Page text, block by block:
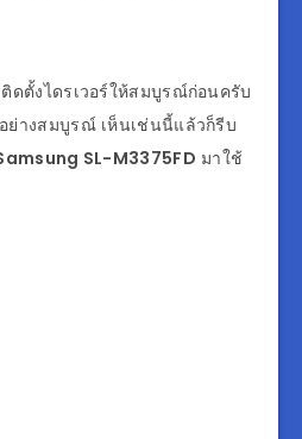
ดตั้งไดรเวอร์ให้สมบูรณ์ก่อนครับ
ย่างสมบูรณ์ เห็นเช่นนี้แล้วก็รีบ
SL-M3375FD มาใช้